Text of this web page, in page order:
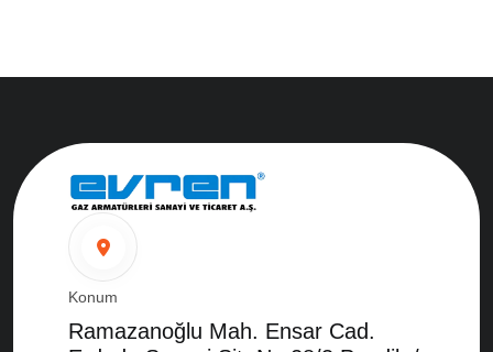
Konum
Ramazanoğlu Mah. Ensar Cad.